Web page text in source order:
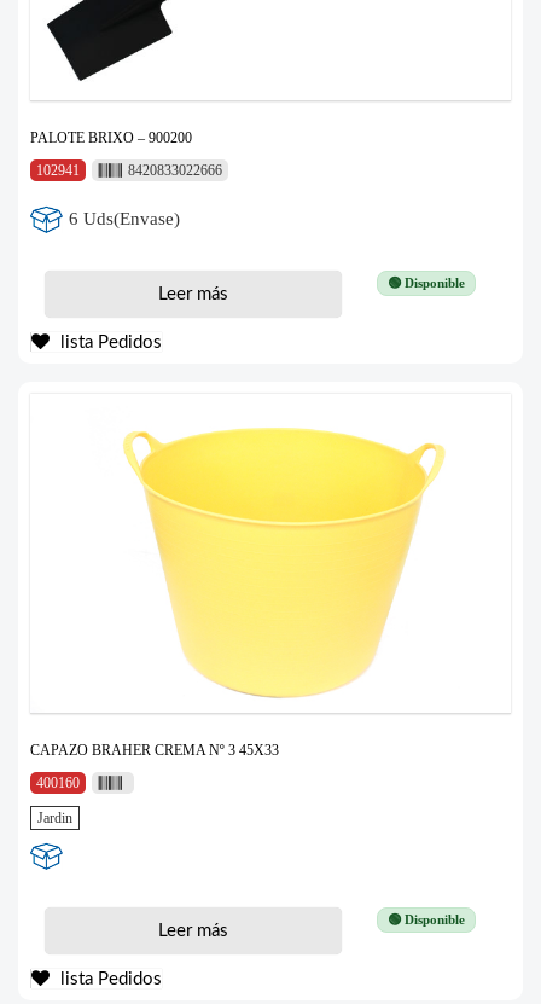
PALOTE BRIXO – 900200
102941
8420833022666
6 Uds(Envase)
🟢 Disponible
Leer más
lista Pedidos
CAPAZO BRAHER CREMA Nº 3 45X33
400160
Jardin
🟢 Disponible
Leer más
lista Pedidos